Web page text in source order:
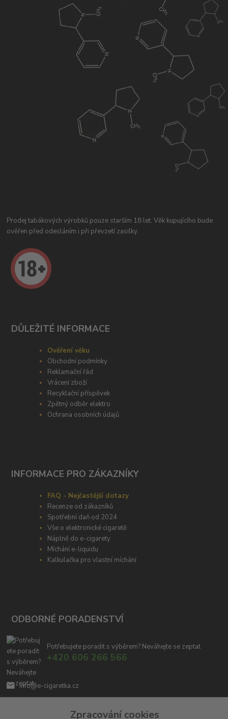
Prodej tabákových výrobků pouze starším 18 let. Věk kupujícího bude
ověřen před odesláním i při převzetí zasilky.
DŮLEŽITÉ INFORMACE
Ověření věku
Obchodní podmínky
Reklamační řád
Vrácení zboží
Recyklační příspěvek
Zpětný odběr elektro
Ochrana osobních údajů
INFORMACE PRO ZÁKAZNÍKY
FAQ - Nejčastější dotazy
Recenze od zákazníků
Spotřební daň od 2024
Vše o elektronické cigaretě
Náplně do e-cigarety
Míchání e-liquidu
Kalkulačka pro vlastní míchání
ODBORNÉ PORADENSTVÍ
Potřebujete poradit s výběrem? Neváhejte se zeptat
+420 606 266 566
info@e-cigaretka.cz
Zpracování cookies